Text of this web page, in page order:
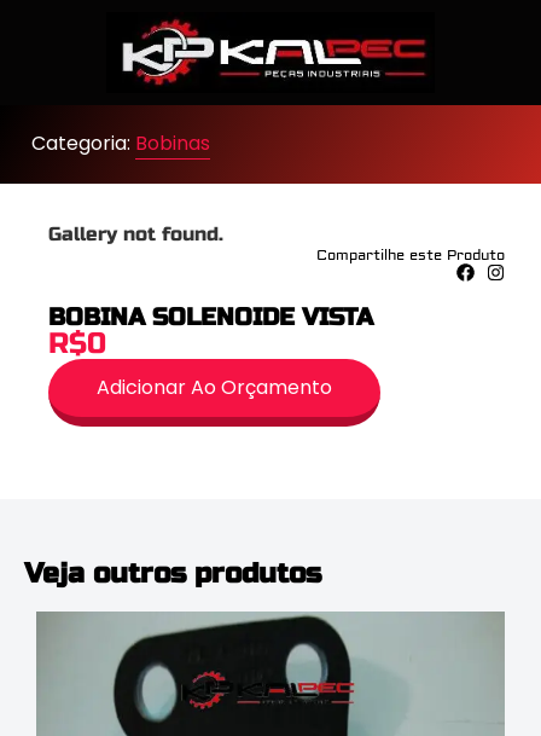
Categoria: Bobinas
Gallery not found.
Compartilhe este Produto
BOBINA SOLENOIDE VISTA
R$0
Adicionar Ao Orçamento
Veja outros produtos